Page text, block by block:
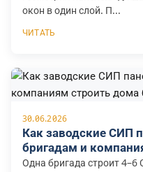
окон в один слой. П...
ЧИТАТЬ
30.06.2026
Как заводские СИП
бригадам и
Одна бригада строит